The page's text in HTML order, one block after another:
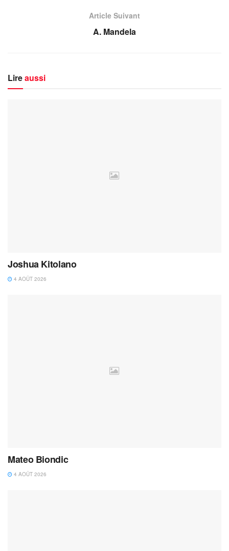
Article Suivant
A. Mandela
Lireaussi
Joshua Kitolano
4 AOÛT 2026
Mateo Biondic
4 AOÛT 2026